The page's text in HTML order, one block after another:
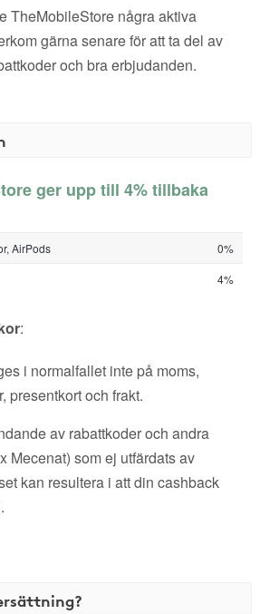
TheMobileStore några aktiva
gärna senare för att ta del av
och bra erbjudanden.
ger upp till 4% tillbaka
AirPods
0%
4%
:
i normalfallet inte på moms,
presentkort och frakt.
av rabattkoder och andra
Mecenat) som ej utfärdats av
kan resultera i att din cashback